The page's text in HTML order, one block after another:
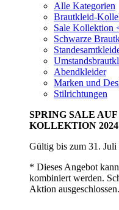
Alle Kategorien
Brautkleid-
Sale Kollektion
Schwarze
Abendkleider
Marken und
Stilrichtungen
SPRING SALE
KOLLEKTION 2024
Gültig bis zum 31. Juli
* Dieses Angebot
kombiniert werden.
Aktion